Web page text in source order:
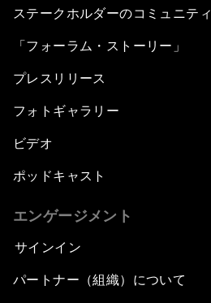
ステークホルダーのコミュニティ
「フォーラム・ストーリー」
プレスリリース
フォトギャラリー
ビデオ
ポッドキャスト
エンゲージメント
サインイン
パートナー（組織）について